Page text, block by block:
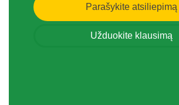
Parašykite atsiliepimą
Užduokite klausimą